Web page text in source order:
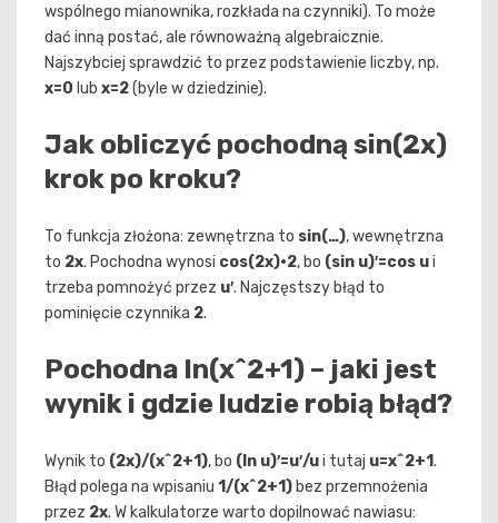
wspólnego mianownika, rozkłada na czynniki). To może
dać inną postać, ale równoważną algebraicznie.
Najszybciej sprawdzić to przez podstawienie liczby, np.
x=0 lub x=2(byle w dziedzinie).
Jak obliczyć pochodną sin(2x)
krok po kroku?
To funkcja złożona: zewnętrzna to sin(…), wewnętrzna
to 2x. Pochodna wynosi cos(2x)·2, bo (sin u)′=cos ui
trzeba pomnożyć przez u′. Najczęstszy błąd to
pominięcie czynnika 2.
Pochodna ln(x^2+1) – jaki jest
wynik i gdzie ludzie robią błąd?
Wynik to (2x)/(x^2+1), bo (ln u)′=u′/ui tutaj u=x^2+1.
Błąd polega na wpisaniu 1/(x^2+1) bez przemnożenia
przez 2x. W kalkulatorze warto dopilnować nawiasu: